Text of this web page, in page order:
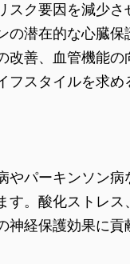
ク要因を減少
潜在的な心臓
善、血管機能の
フスタイルを求
パーキンソン
。酸化ストレ
経保護効果に